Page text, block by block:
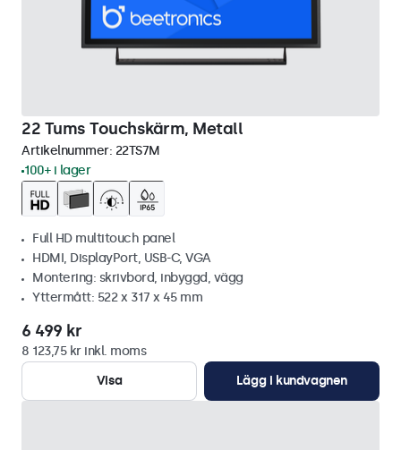
22 Tums Touchskärm, Metall
Artikelnummer: 22TS7M
100+ i lager
Full HD multitouch panel
HDMI, DisplayPort, USB-C, VGA
Montering: skrivbord, inbyggd, vägg
Yttermått: 522 x 317 x 45 mm
6 499 kr
8 123,75 kr inkl. moms
Visa
Lägg i kundvagnen